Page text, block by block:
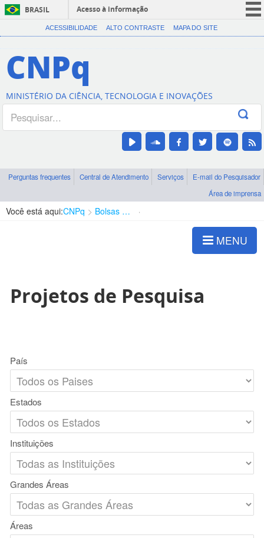
BRASIL
Acesso à informação
CORONAVÍRUS (COVID-19)
Canais
ACESSIBILIDADE ALTO CONTRASTE MAPA DO SITE
CNPq
MINISTÉRIO DA CIÊNCIA, TECNOLOGIA E INOVAÇÕES
Perguntas frequentes Central de Atendimento Serviços
E-mail do Pesquisador
Área de imprensa
Você está aqui:CNPq Bolsas e Auxílios Vigentes
MENU
Projetos de Pesquisa
País
Estados
Instituições
Grandes Áreas
Áreas